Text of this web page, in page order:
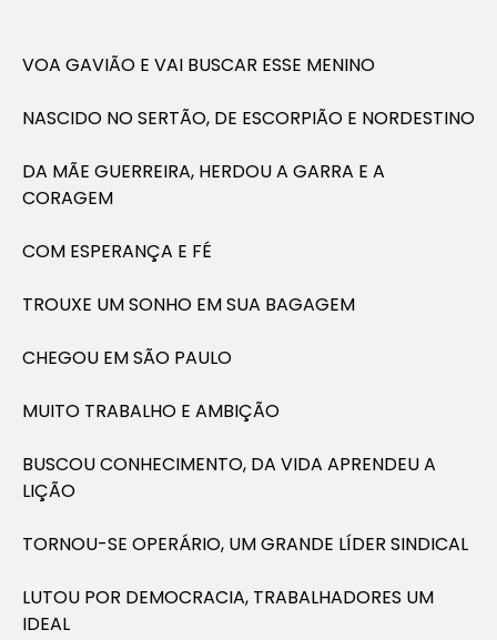
VOA GAVIÃO E VAI BUSCAR ESSE MENINO
NASCIDO NO SERTÃO, DE ESCORPIÃO E NORDESTINO
DA MÃE GUERREIRA, HERDOU A GARRA E A
CORAGEM
COM ESPERANÇA E FÉ
TROUXE UM SONHO EM SUA BAGAGEM
CHEGOU EM SÃO PAULO
MUITO TRABALHO E AMBIÇÃO
BUSCOU CONHECIMENTO, DA VIDA APRENDEU A
LIÇÃO
TORNOU-SE OPERÁRIO, UM GRANDE LÍDER SINDICAL
LUTOU POR DEMOCRACIA, TRABALHADORES UM
IDEAL